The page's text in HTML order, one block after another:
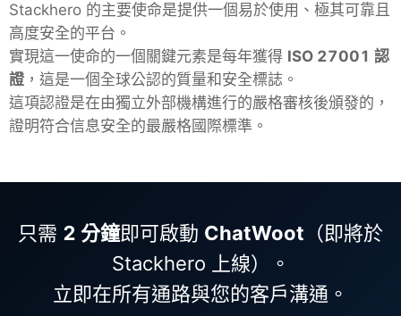
Stackhero 的主要使命是提供一個易於使用、極其可靠且
高度安全的平台。
實現這一使命的一個關鍵元素是每年獲得 ISO 27001 認
證 ，這是一個全球公認的質量和安全標誌。
這項認證是在由獨立外部機構進行的嚴格審核後頒發的，
證明符合信息安全的最嚴格國際標準。
只需 2 分鐘即可啟動 ChatWoot （即將於
Stackhero 上線）。
立即在所有通路與您的客戶溝通。